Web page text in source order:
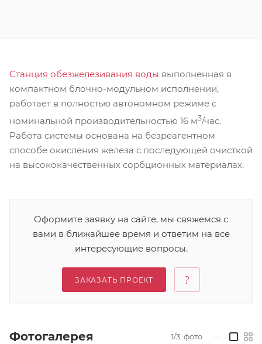
Станция обезжелезивания воды выполненная в
компактном блочно-модульном исполнении,
работает в полностью автономном режиме с
номинальной производительностью 16 м3/час.
Работа системы основана на безреагентном
способе окисления железа с последующей очисткой
на высококачественных сорбционных материалах.
Оформите заявку на сайте, мы свяжемся с
вами в ближайшее время и ответим на все
интересующие вопросы.
ЗАКАЗАТЬ ПРОЕКТ
Фотогалерея 1/3 фото